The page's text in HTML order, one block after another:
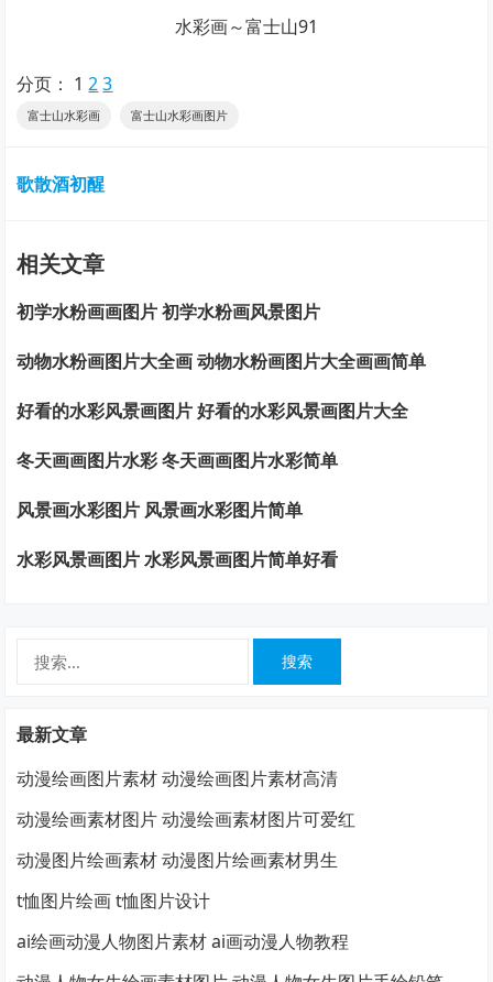
水彩画～富士山91
分页： 1 2 3
富士山水彩画 富士山水彩画图片
歌散酒初醒
相关文章
初学水粉画画图片 初学水粉画风景图片
动物水粉画图片大全画 动物水粉画图片大全画画简单
好看的水彩风景画图片 好看的水彩风景画图片大全
冬天画画图片水彩 冬天画画图片水彩简单
风景画水彩图片 风景画水彩图片简单
水彩风景画图片 水彩风景画图片简单好看
最新文章
动漫绘画图片素材 动漫绘画图片素材高清
动漫绘画素材图片 动漫绘画素材图片可爱红
动漫图片绘画素材 动漫图片绘画素材男生
t恤图片绘画 t恤图片设计
ai绘画动漫人物图片素材 ai画动漫人物教程